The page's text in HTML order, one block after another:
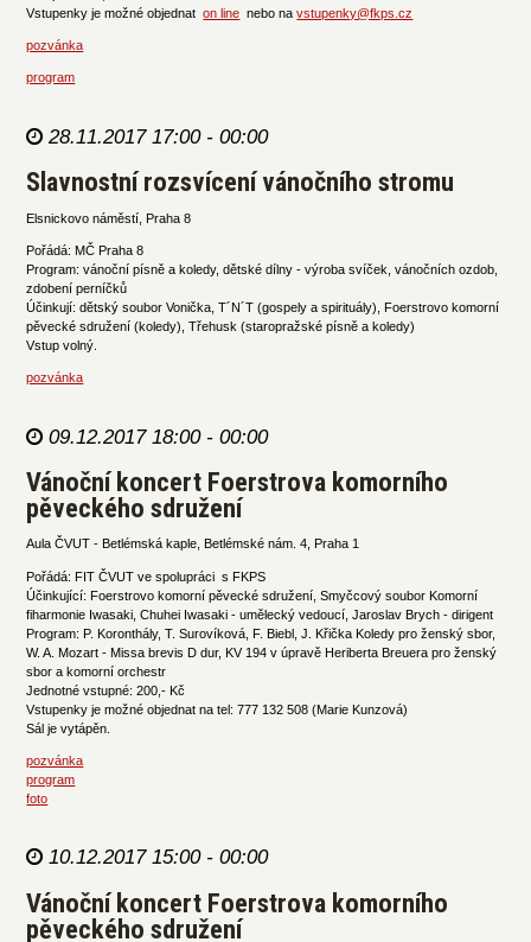
Vstupenky je možné objednaton line nebo navstupenky@fkps.cz
pozvánka
program
28.11.2017 17:00 - 00:00
Slavnostní rozsvícení vánočního stromu
Elsnickovo náměstí, Praha 8
Pořádá: MČ Praha 8
Program: vánoční písně a koledy, dětské dílny - výroba svíček, vánočních ozdob,
zdobení perníčků
Účinkují: dětský soubor Vonička, T´N´T (gospely a spirituály), Foerstrovo komorní
pěvecké sdružení (koledy), Třehusk (staropražské písně a koledy)
Vstup volný.
pozvánka
09.12.2017 18:00 - 00:00
Vánoční koncert Foerstrova komorního
pěveckého sdružení
Aula ČVUT - Betlémská kaple, Betlémské nám. 4, Praha 1
Pořádá: FIT ČVUT ve spolupráci s FKPS
Účinkující: Foerstrovo komorní pěvecké sdružení, Smyčcový soubor Komorní
fiharmonie Iwasaki, Chuhei Iwasaki - umělecký vedoucí, Jaroslav Brych - dirigent
Program: P. Koronthály, T. Surovíková, F. Biebl, J. Křička Koledy pro ženský sbor,
W. A. Mozart - Missa brevis D dur, KV 194 v úpravě Heriberta Breuera pro ženský
sbor a komorní orchestr
Jednotné vstupné: 200,- Kč
Vstupenky je možné objednat na tel: 777 132 508 (Marie Kunzová)
Sál je vytápěn.
pozvánka
program
foto
10.12.2017 15:00 - 00:00
Vánoční koncert Foerstrova komorního
pěveckého sdružení